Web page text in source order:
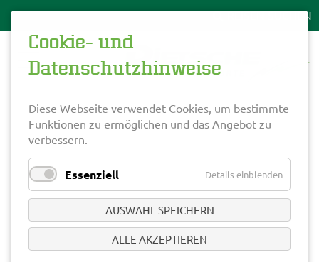
Cookie- und
Datenschutzhinweise
Diese Webseite verwendet Cookies, um bestimmte
Funktionen zu ermöglichen und das Angebot zu
verbessern.
Essenziell Details einblenden
AUSWAHL SPEICHERN
ALLE AKZEPTIEREN